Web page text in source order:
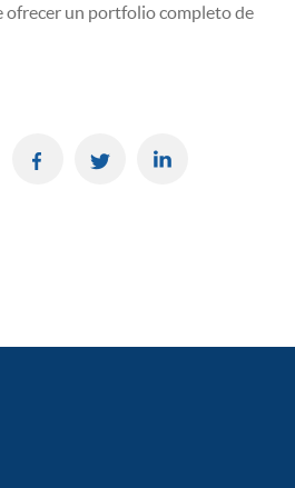
ofrecer un portfolio completo de